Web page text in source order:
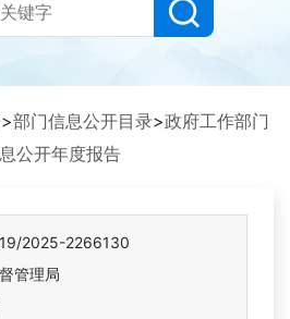
>部门信息公开目录>政府工作部门
公开年度报告
2025-2266130
管理局